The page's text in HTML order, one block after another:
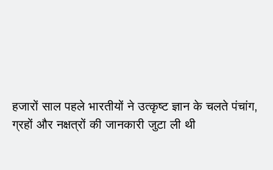
हजारों साल पहले भारतीयों ने उत्कृष्ट ज्ञान के चलते पंचांग,
ग्रहों और नक्षत्रों की जानकारी जुटा ली थी